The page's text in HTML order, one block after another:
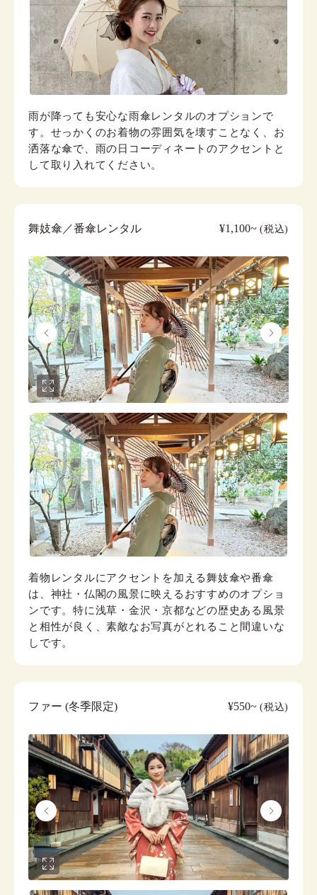
雨が降っても安心な雨傘レンタルのオプションで
す。せっかくのお着物の雰囲気を壊すことなく、お
洒落な傘で、雨の日コーディネートのアクセントと
して取り入れてください。
舞妓傘／番傘レンタル ¥1,100~(税込)
着物レンタルにアクセントを加える舞妓傘や番傘
は、神社・仏閣の風景に映えるおすすめのオプショ
ンです。特に浅草・金沢・京都などの歴史ある風景
と相性が良く、素敵なお写真がとれること間違いな
しです。
ファー (冬季限定) ¥550~(税込)